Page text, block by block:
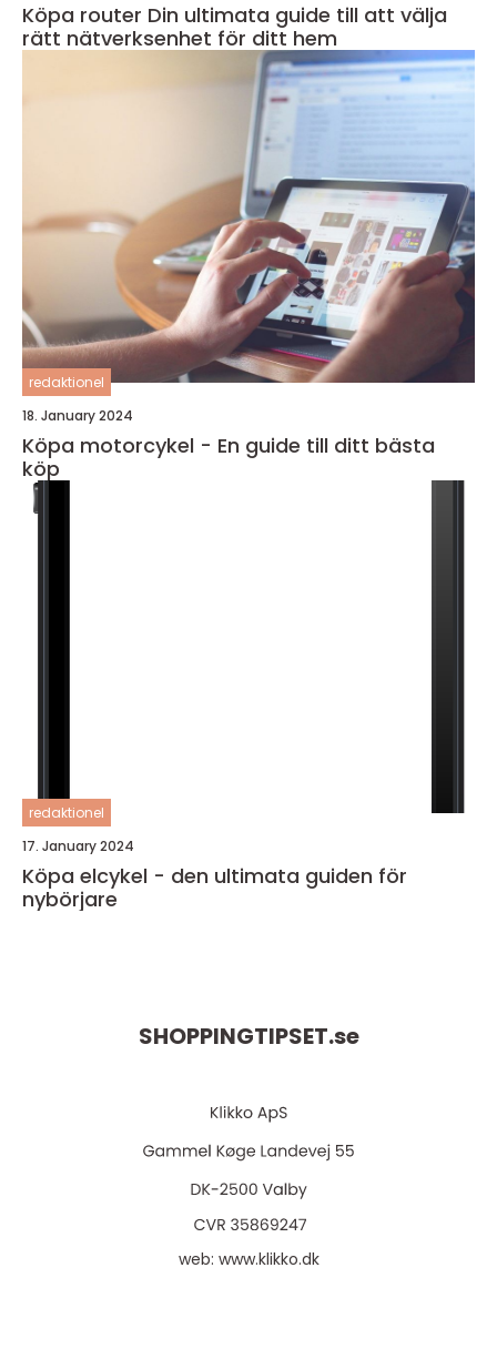
Köpa router Din ultimata guide till att välja
rätt nätverksenhet för ditt hem
redaktionel
18. January 2024
Köpa motorcykel - En guide till ditt bästa
köp
redaktionel
17. January 2024
Köpa elcykel - den ultimata guiden för
nybörjare
SHOPPINGTIPSET.se
web: www.klikko.dk